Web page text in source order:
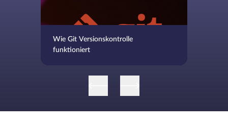
Wie Git Versionskontrolle
funktioniert